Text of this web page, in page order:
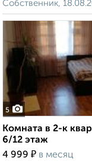
Собственник,
5
Комната в 2-к
6/12 этаж
4 999 ₽ в месяц